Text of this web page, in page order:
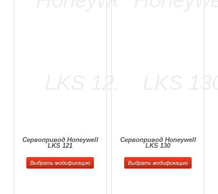
Сервопривод Honeywell
LKS 121
Выбрать модификацию
Сервопривод Honeywell
LKS 130
Выбрать модификацию